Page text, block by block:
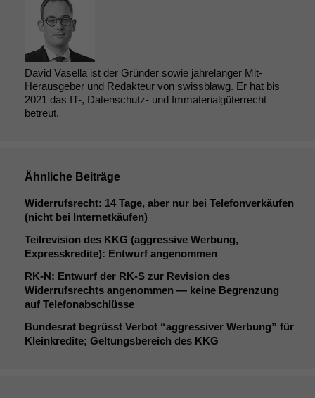
David Vasella ist der Gründer sowie jahrelanger Mit-
Herausgeber und Redakteur von swissblawg. Er hat bis
2021 das IT-, Datenschutz- und Immaterialgüterrecht
betreut.
Ähnliche Beiträge
Widerrufsrecht: 14 Tage, aber nur bei Telefonverkäufen
(nicht bei Internetkäufen)
Teilrevision des KKG (aggressive Werbung,
Expresskredite): Entwurf angenommen
RK‑N: Entwurf der RK‑S zur Revision des
Widerrufsrechts angenommen — keine Begrenzung
auf Telefonabschlüsse
Bundesrat begrüsst Verbot “aggressiver Werbung” für
Kleinkredite; Geltungsbereich des KKG